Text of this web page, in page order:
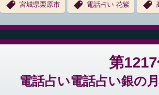
宮城県栗原市 電話占い 花紫
第
電話占い電話占い銀の